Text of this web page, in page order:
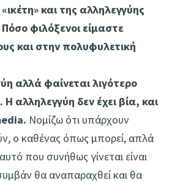
και της αλληλεγγύης
φιλόξενοι είμαστε
και στην πολυφυλετική
αλλά φαίνεται λιγότερο
Η αλληλεγγύη δεν έχει βία, και
Νομίζω ότι υπάρχουν
ο καθένας όπως μπορεί, απλά
που συνήθως γίνεται είναι
θα αναπαραχθεί και θα